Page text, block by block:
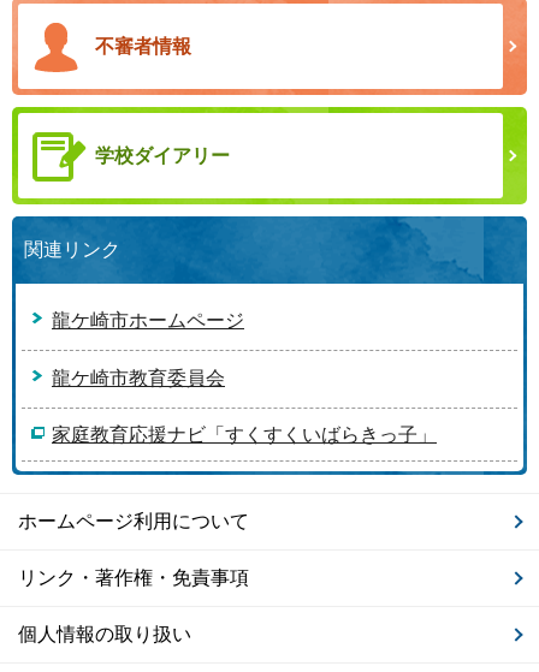
不審者情報
学校ダイアリー
関連リンク
龍ケ崎市ホームページ
龍ケ崎市教育委員会
家庭教育応援ナビ「すくすくいばらきっ子」
ホームページ利用について
リンク・著作権・免責事項
個人情報の取り扱い